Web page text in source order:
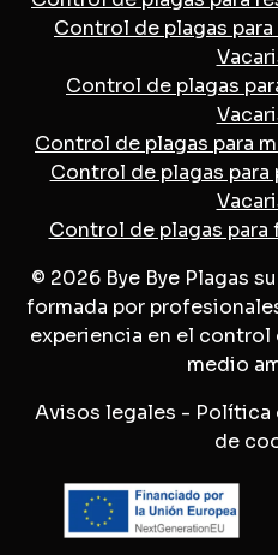
Control de plagas
Control de plagas
Control de plagas para
Control de plagas
Control de plagas para
© 2026 Bye Bye Plagas
formada por
experiencia en el control
medio
Avisos legales - Política
de